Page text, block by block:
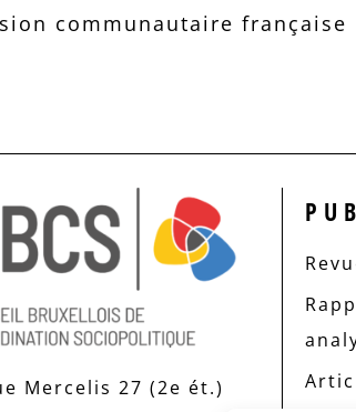
communautaire
Mercelis 27 (2e ét.)